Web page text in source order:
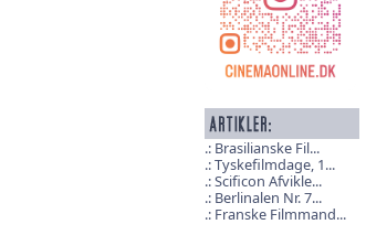
Brasilianske Fil...
Tyskefilmdage, 1...
Scificon Afvikle...
Berlinalen Nr. 7...
Franske Filmmand...